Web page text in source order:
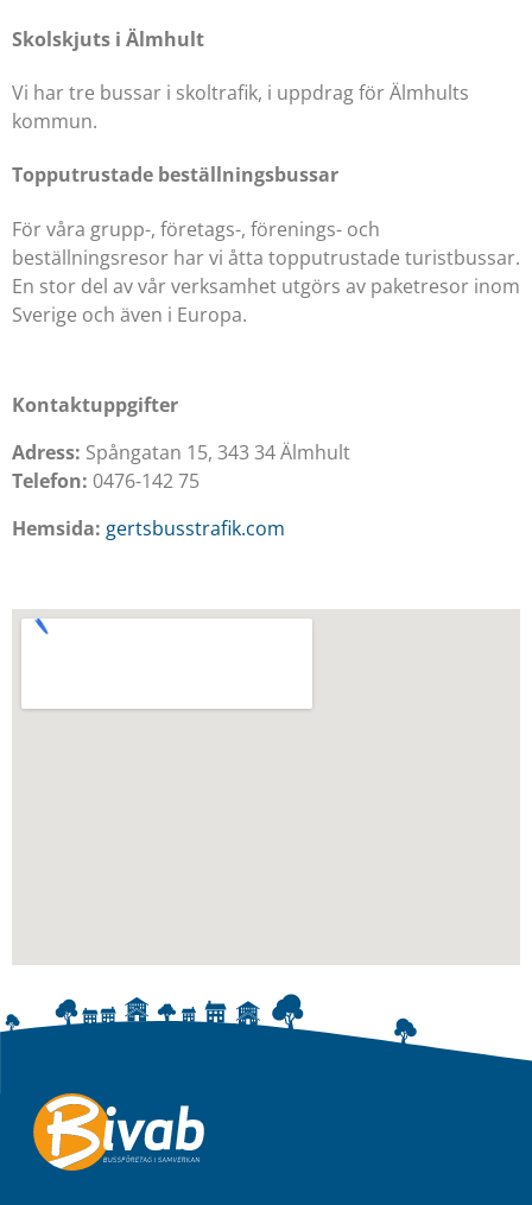
Skolskjuts i Älmhult
Vi har tre bussar i skoltrafik, i uppdrag för Älmhults
kommun.
Topputrustade beställningsbussar
För våra grupp-, företags-, förenings- och
beställningsresor har vi åtta topputrustade turistbussar.
En stor del av vår verksamhet utgörs av paketresor inom
Sverige och även i Europa.
Kontaktuppgifter
Adress: Spångatan 15, 343 34 Älmhult
Telefon: 0476-142 75
Hemsida: gertsbusstrafik.com